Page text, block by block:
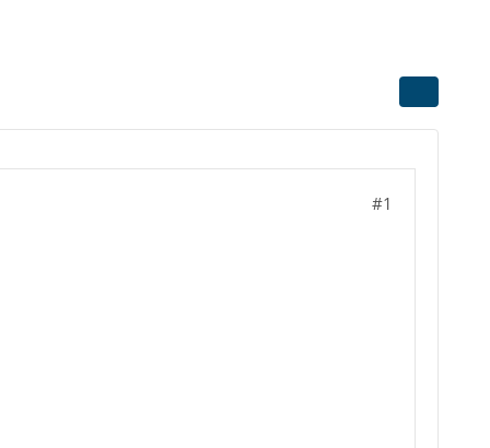
#1